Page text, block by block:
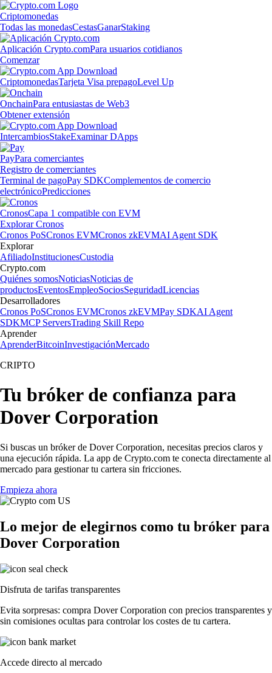
Criptomonedas
Todas las monedasCestasGanarStaking
Aplicación Crypto.comPara usuarios cotidianos
Comenzar
CriptomonedasTarjeta Visa prepagoLevel Up
OnchainPara entusiastas de Web3
Obtener extensión
IntercambiosStakeExaminar DApps
PayPara comerciantes
Registro de comerciantes
Terminal de pagoPay SDKComplementos de comercio
electrónicoPredicciones
CronosCapa 1 compatible con EVM
Explorar Cronos
Cronos PoSCronos EVMCronos zkEVMAI Agent SDK
Explorar
AfiliadoInstitucionesCustodia
Crypto.com
Quiénes somosNoticiasNoticias de
productosEventosEmpleoSociosSeguridadLicencias
Desarrolladores
Cronos PoSCronos EVMCronos zkEVMPay SDKAI Agent
SDKMCP ServersTrading Skill Repo
Aprender
AprenderBitcoinInvestigaciónMercado
CRIPTO
Tu bróker de confianza para
Dover Corporation
Si buscas un bróker de Dover Corporation, necesitas precios claros y
una ejecución rápida. La app de Crypto.com te conecta directamente al
mercado para gestionar tu cartera sin fricciones.
Empieza ahora
Lo mejor de elegirnos como tu bróker para
Dover Corporation
Disfruta de tarifas transparentes
Evita sorpresas: compra Dover Corporation con precios transparentes y
sin comisiones ocultas para controlar los costes de tu cartera.
Accede directo al mercado